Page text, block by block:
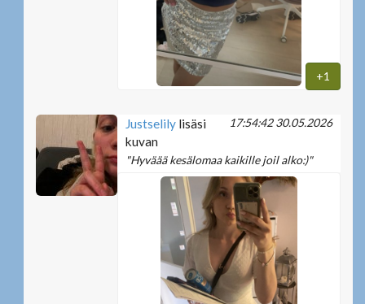
+1
17:54:42 30.05.2026
Justselily lisäsi
kuvan
"Hyväää kesälomaa kaikille joil alko:)"